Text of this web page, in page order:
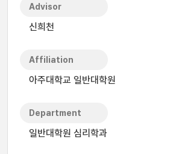
Advisor
신희천
Affiliation
아주대학교 일반대학원
Department
일반대학원 심리학과